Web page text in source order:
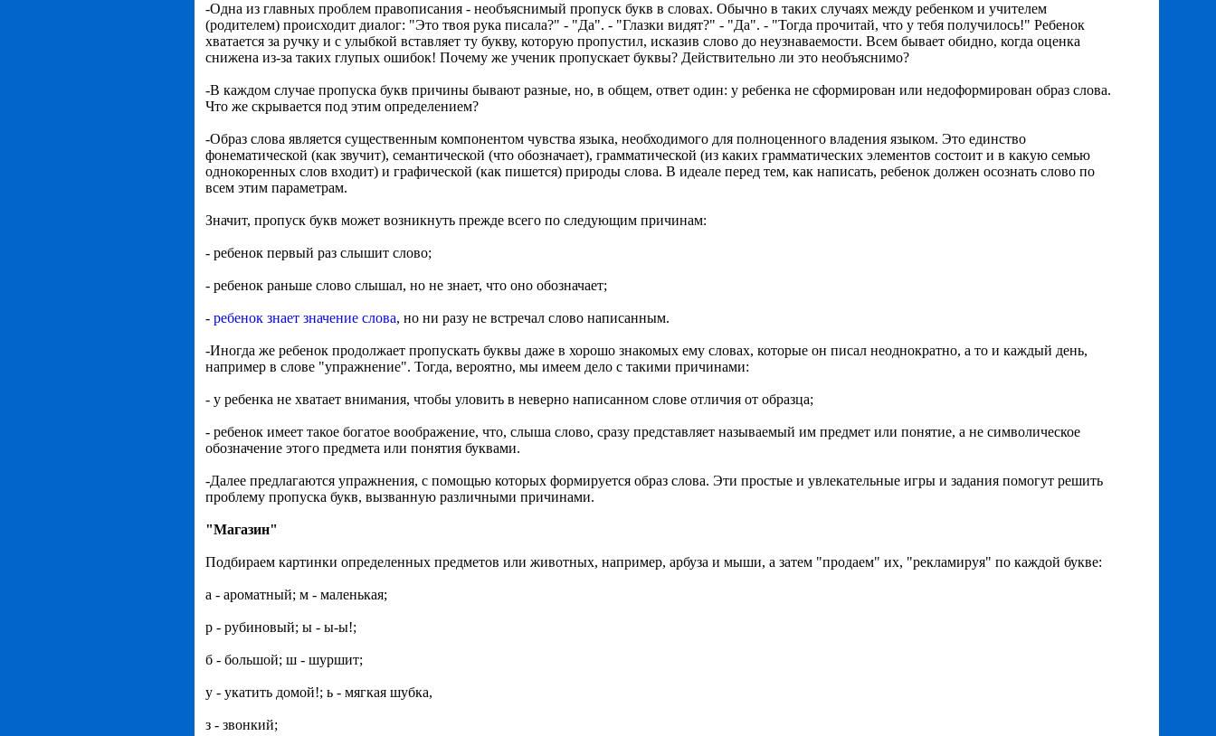
-Одна из главных проблем правописания - необъяснимый пропуск букв в словах. Обычно в таких случаях между ребенком и учителем
(родителем) происходит диалог: "Это твоя рука писала?" - "Да". - "Глазки видят?" - "Да". - "Тогда прочитай, что у тебя получилось!" Ребенок
хватается за ручку и с улыбкой вставляет ту букву, которую пропустил, исказив слово до неузнаваемости. Всем бывает обидно, когда оценка
снижена из-за таких глупых ошибок! Почему же ученик пропускает буквы? Действительно ли это необъяснимо?
-В каждом случае пропуска букв причины бывают разные, но, в общем, ответ один: у ребенка не сформирован или недоформирован образ слова.
Что же скрывается под этим определением?
-Образ слова является существенным компонентом чувства языка, необходимого для полноценного владения языком. Это единство
фонематической (как звучит), семантической (что обозначает), грамматической (из каких грамматических элементов состоит и в какую семью
однокоренных слов входит) и графической (как пишется) природы слова. В идеале перед тем, как написать, ребенок должен осознать слово по
всем этим параметрам.
Значит, пропуск букв может возникнуть прежде всего по следующим причинам:
- ребенок первый раз слышит слово;
- ребенок раньше слово слышал, но не знает, что оно обозначает;
- ребенок знает значение слова, но ни разу не встречал слово написанным.
-Иногда же ребенок продолжает пропускать буквы даже в хорошо знакомых ему словах, которые он писал неоднократно, а то и каждый день,
например в слове "упражнение". Тогда, вероятно, мы имеем дело с такими причинами:
- у ребенка не хватает внимания, чтобы уловить в неверно написанном слове отличия от образца;
- ребенок имеет такое богатое воображение, что, слыша слово, сразу представляет называемый им предмет или понятие, а не символическое
обозначение этого предмета или понятия буквами.
-Далее предлагаются упражнения, с помощью которых формируется образ слова. Эти простые и увлекательные игры и задания помогут решить
проблему пропуска букв, вызванную различными причинами.
"Магазин"
Подбираем картинки определенных предметов или животных, например, арбуза и мыши, а затем "продаем" их, "рекламируя" по каждой букве:
а - ароматный; м - маленькая;
р - рубиновый; ы - ы-ы!;
б - большой; ш - шуршит;
у - укатить домой!; ь - мягкая шубка,
з - звонкий;